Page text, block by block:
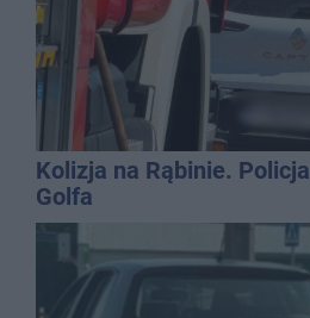
Kolizja na Rąbinie.
Golfa